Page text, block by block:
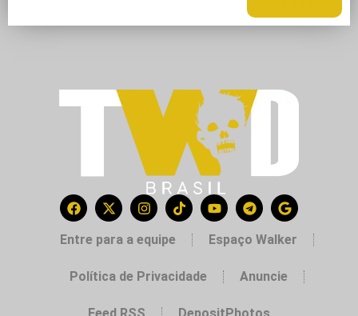
Entre para a equipe Espaço Walker
Política de Privacidade Anuncie